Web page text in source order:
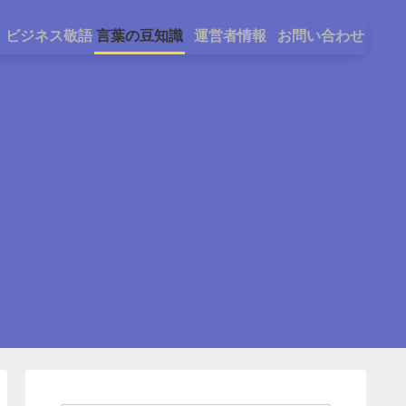
ビジネス敬語 言葉の豆知識 運営者情報 お問い合わせ